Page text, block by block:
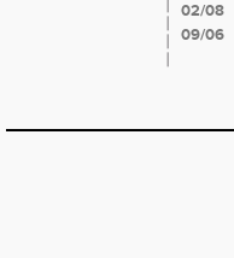
02/08
09/06